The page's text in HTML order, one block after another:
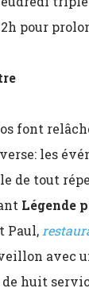
pour
font
les
de tout
Légende
Paul,
avec
huit